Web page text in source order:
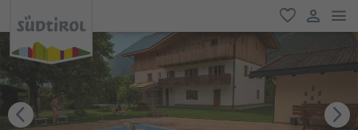
favorit
user link